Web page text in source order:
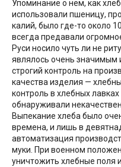
Упоминание о нем, как
использовали пшеницу,
калий, было где-то около
всегда предавали
Руси носило чуть ли не
являлось очень значимым
строгий контроль на
качества изделия —
контроль в хлебных
обнаруживали
Выпекание хлеба было
времена, и лишь в
автоматизация
муки. При военном
уничтожить хлебные поля